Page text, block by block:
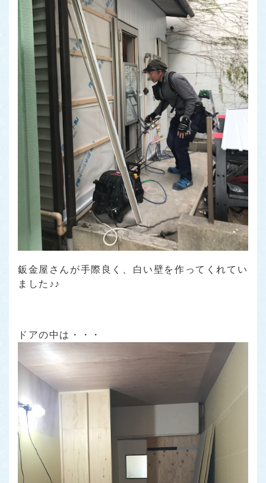
鈑金屋さんが手際良く、白い壁を作ってくれてい
ました♪♪
ドアの中は・・・